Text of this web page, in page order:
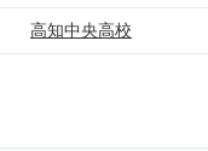
高知中央高校